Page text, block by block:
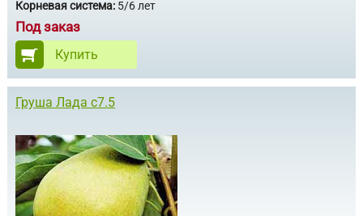
Корневая система: 5/6 лет
Под заказ
Купить
Груша Лада с7.5